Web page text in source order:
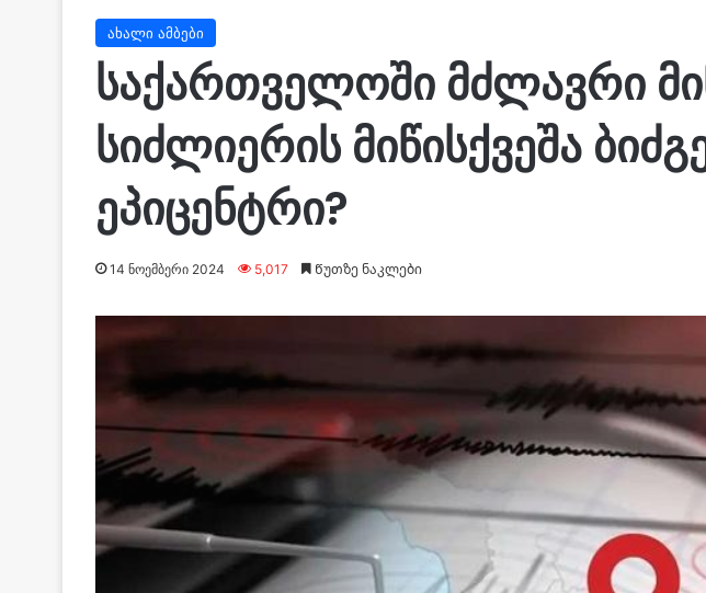
ახალი ამბები
საქართველოში მძლავრი
სიძლიერის მიწისქვეშა
ეპიცენტრი?
14 ნოემბერი 2024 5,017 Წუთზე ნაკლები